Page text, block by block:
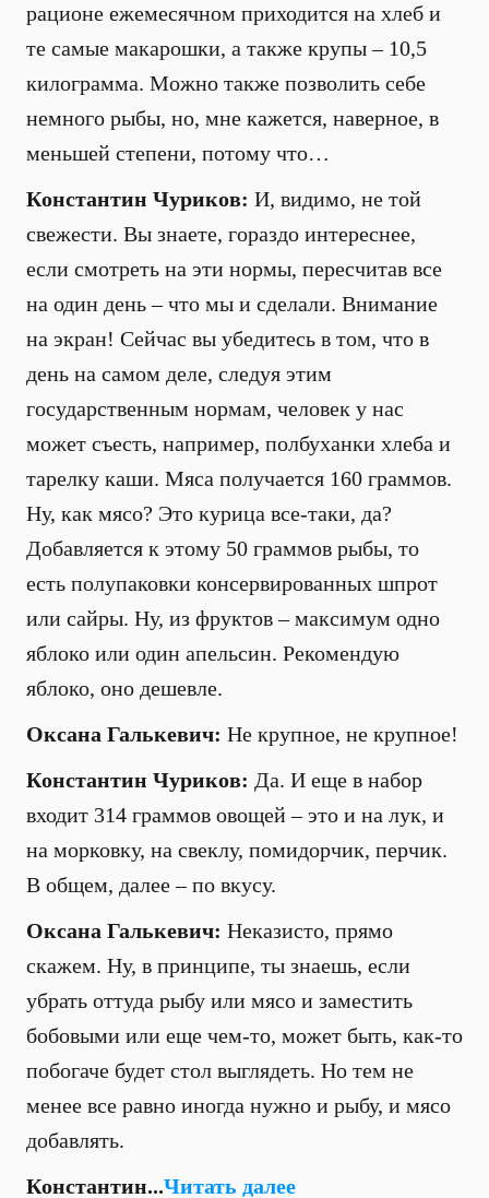
рационе ежемесячном приходится на хлеб и
те самые макарошки, а также крупы – 10,5
килограмма. Можно также позволить себе
немного рыбы, но, мне кажется, наверное, в
меньшей степени, потому что…
Константин Чуриков: И, видимо, не той
свежести. Вы знаете, гораздо интереснее,
если смотреть на эти нормы, пересчитав все
на один день – что мы и сделали. Внимание
на экран! Сейчас вы убедитесь в том, что в
день на самом деле, следуя этим
государственным нормам, человек у нас
может съесть, например, полбуханки хлеба и
тарелку каши. Мяса получается 160 граммов.
Ну, как мясо? Это курица все-таки, да?
Добавляется к этому 50 граммов рыбы, то
есть полупаковки консервированных шпрот
или сайры. Ну, из фруктов – максимум одно
яблоко или один апельсин. Рекомендую
яблоко, оно дешевле.
Оксана Галькевич: Не крупное, не крупное!
Константин Чуриков: Да. И еще в набор
входит 314 граммов овощей – это и на лук, и
на морковку, на свеклу, помидорчик, перчик.
В общем, далее – по вкусу.
Оксана Галькевич: Неказисто, прямо
скажем. Ну, в принципе, ты знаешь, если
убрать оттуда рыбу или мясо и заместить
бобовыми или еще чем-то, может быть, как-то
побогаче будет стол выглядеть. Но тем не
менее все равно иногда нужно и рыбу, и мясо
добавлять.
Константин...Читать далее